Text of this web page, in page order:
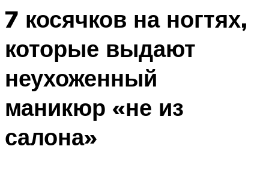
7 косячков на ногтях,
которые выдают
неухоженный
маникюр «не из
салона»